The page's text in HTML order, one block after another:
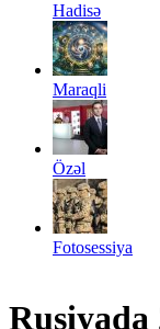
Hadisə
Maraqli
Özəl
Fotosessiya
Rusiyada